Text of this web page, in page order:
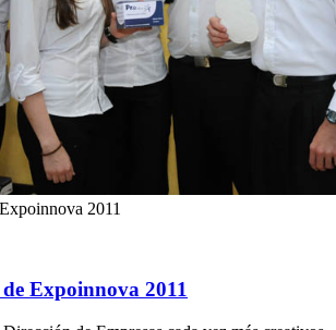
2011
Expoinnova 2011